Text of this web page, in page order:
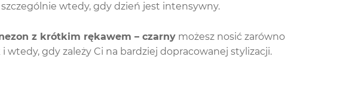
wtedy, gdy dzień jest intensywny.
z krótkim rękawem – czarny możesz nosić zarówno
wtedy, gdy zależy Ci na bardziej dopracowanej stylizacji.